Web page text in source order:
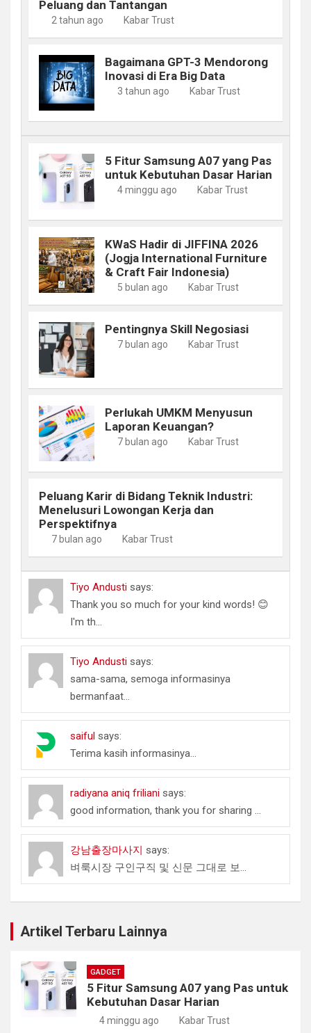
Peluang dan Tantangan
2 tahun ago Kabar Trust
Bagaimana GPT-3 Mendorong
Inovasi di Era Big Data
3 tahun ago Kabar Trust
5 Fitur Samsung A07 yang Pas
untuk Kebutuhan Dasar Harian
4 minggu ago Kabar Trust
KWaS Hadir di JIFFINA 2026
(Jogja International Furniture
& Craft Fair Indonesia)
5 bulan ago Kabar Trust
Pentingnya Skill Negosiasi
7 bulan ago Kabar Trust
Perlukah UMKM Menyusun
Laporan Keuangan?
7 bulan ago Kabar Trust
Peluang Karir di Bidang Teknik Industri:
Menelusuri Lowongan Kerja dan
Perspektifnya
7 bulan ago Kabar Trust
Tiyo Andusti says:
Thank you so much for your kind words! 😊
I'm th...
Tiyo Andusti says:
sama-sama, semoga informasinya
bermanfaat...
saiful says:
Terima kasih informasinya...
radiyana aniq friliani says:
good information, thank you for sharing ...
강남출장마사지 says:
벼룩시장 구인구직 및 신문 그대로 보...
Artikel Terbaru Lainnya
GADGET
5 Fitur Samsung A07 yang Pas untuk
Kebutuhan Dasar Harian
4 minggu ago Kabar Trust